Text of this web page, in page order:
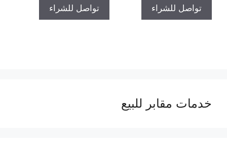
تواصل للشراء تواصل للشراء
خدمات مقابر للبيع